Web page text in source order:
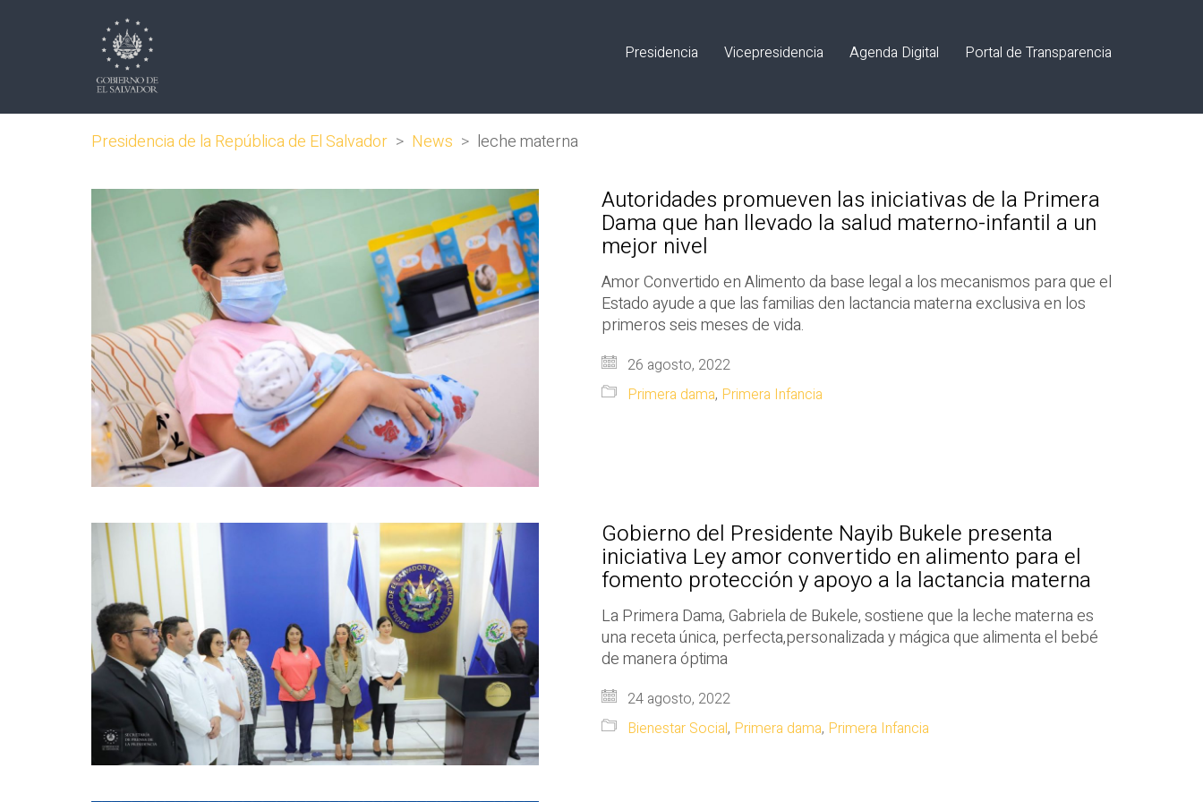
Presidencia Vicepresidencia Agenda Digital Portal de Transparencia
Presidencia de la República de El Salvador > News > leche materna
Autoridades promueven las iniciativas de la Primera
Dama que han llevado la salud materno-infantil a un
mejor nivel
Amor Convertido en Alimento da base legal a los mecanismos para que el
Estado ayude a que las familias den lactancia materna exclusiva en los
primeros seis meses de vida.
26 agosto, 2022
Primera dama, Primera Infancia
Gobierno del Presidente Nayib Bukele presenta
iniciativa Ley amor convertido en alimento para el
fomento protección y apoyo a la lactancia materna
La Primera Dama, Gabriela de Bukele, sostiene que la leche materna es
una receta única, perfecta,personalizada y mágica que alimenta el bebé
de manera óptima
24 agosto, 2022
Bienestar Social, Primera dama, Primera Infancia